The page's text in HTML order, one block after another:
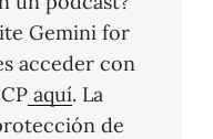
Gemini for
acceder con
aquí. La
de